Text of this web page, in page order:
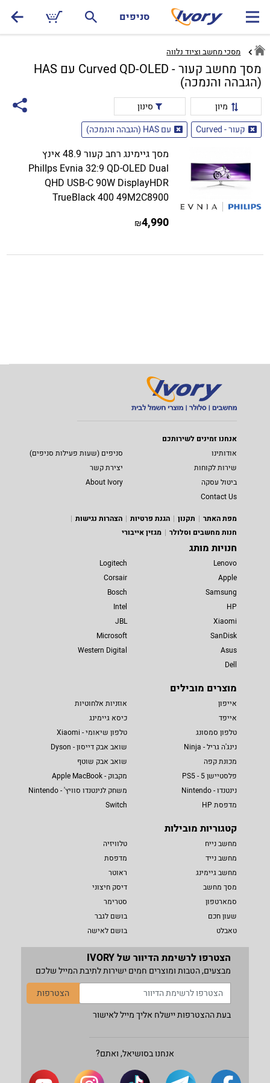
סניפים
מסכי מחשב וציוד נלווה
מסך מחשב קעור - Curved QD-OLED עם HAS
(הגבהה והנמכה)
מיון
סינון
קעור - Curved
עם HAS (הגבהה והנמכה)
מסך גיימינג רחב קעור 48.9 אינץ
PhilIps Evnia 32:9 QD-OLED Dual
QHD USB-C 90W DisplayHDR
TrueBlack 400 49M2C8900
4,990
₪
אנחנו זמינים לשירותכם
אודותינו
סניפים (שעות פעילות סניפים)
שירות לקוחות
יצירת קשר
ביטול עסקה
About Ivory
Contact Us
מפת האתר
תקנון הגנת פרטיות
הצהרות נגישות
חנות מחשבים וסלולר
מגזין אייבורי
חנויות מותג
Lenovo
Apple
Samsung
HP
Xiaomi
SanDisk
Asus
Dell
Logitech
Corsair
Bosch
Intel
JBL
Microsoft
Western Digital
מוצרים מובילים
אייפון
אייפד
טלפון סמסונג
נינג'ה גריל - Ninja
מכונת קפה
פלסטיישן 5 - PS5
נינטנדו - Nintendo
מדפסת HP
אוזניות אלחוטיות
כיסא גיימינג
טלפון שיאומי - Xiaomi
שואב אבק דייסון - Dyson
שואב אבק שוטף
מקבוק - Apple MacBook
משחק לנינטנדו סוויץ' - Nintendo
Switch
קטגוריות מובילות
מחשב נייח
מחשב נייד
מחשב גיימינג
מסך מחשב
סמארטפון
שעון חכם
טאבלט
טלוויזיה
מדפסת
ראוטר
דיסק חיצוני
סטרימר
בושם לגבר
בושם לאישה
הצטרפו לרשימת הדיוור של IVORY
מבצעים, הטבות ומוצרים חמים ישירות לתיבת המייל שלכם
הצטרפות
בעת ההצטרפות יישלח אליך מייל לאישור
אנחנו בסושיאל, ואתם?